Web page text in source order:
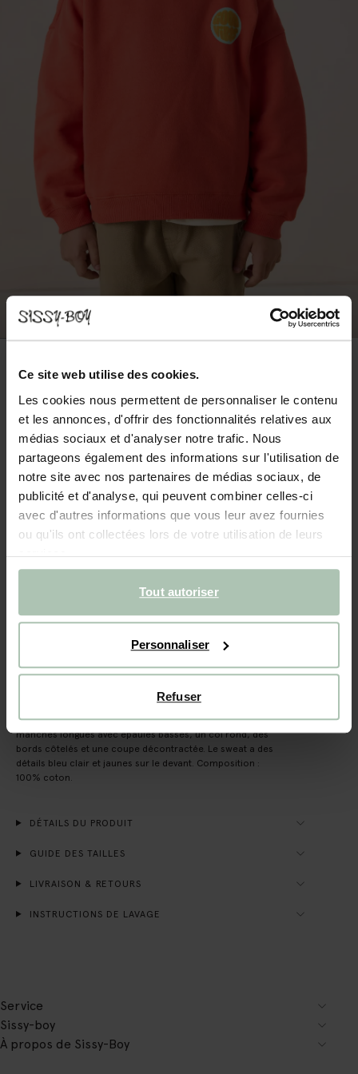
Ce site web utilise des cookies.
Les cookies nous permettent de personnaliser le contenu
et les annonces, d'offrir des fonctionnalités relatives aux
médias sociaux et d'analyser notre trafic. Nous
partageons également des informations sur l'utilisation de
notre site avec nos partenaires de médias sociaux, de
publicité et d'analyse, qui peuvent combiner celles-ci
avec d'autres informations que vous leur avez fournies
ou qu'ils ont collectées lors de votre utilisation de leurs
services.
Tout autoriser
Personnaliser
Refuser
- 30% BIENTÔT ÉPUISÉ !
Sweat avec illustration - rouge
Choisissez votre taille
98-104 110-116 122-128 134-140 146-152
Livraison rapide
Délai de rétractation de 14 jours
Sweat rouge avec illustration de Sissy-Boy. Le sweat a des
manches longues avec épaules basses, un col rond, des
bords côtelés et une coupe décontractée. Le sweat a des
détails bleu clair et jaunes sur le devant. Composition :
100% coton.
DÉTAILS DU PRODUIT
GUIDE DES TAILLES
LIVRAISON & RETOURS
INSTRUCTIONS DE LAVAGE
Service
Sissy-boy
À propos de Sissy-Boy